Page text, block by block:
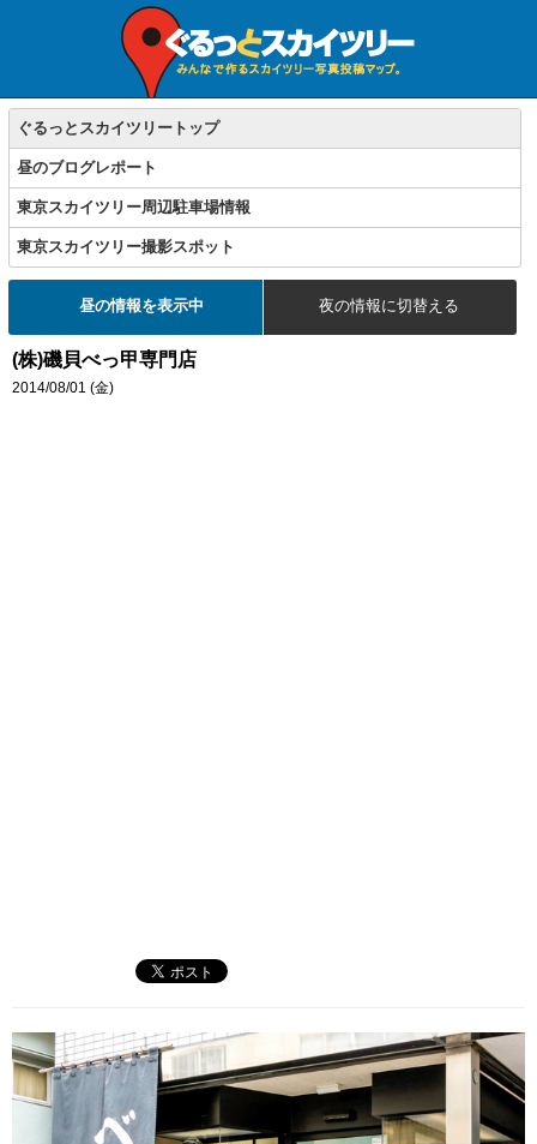
ぐるっとスカイツリートップ
昼のブログレポート
東京スカイツリー周辺駐車場情報
東京スカイツリー撮影スポット
昼の情報を表示中 夜の情報に切替える
(株)磯貝べっ甲専門店
2014/08/01 (金)